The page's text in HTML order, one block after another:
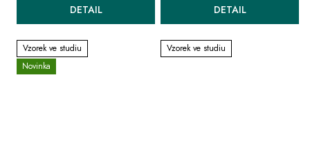
DETAIL DETAIL
Vzorek ve studiu
Novinka
Vzorek ve studiu